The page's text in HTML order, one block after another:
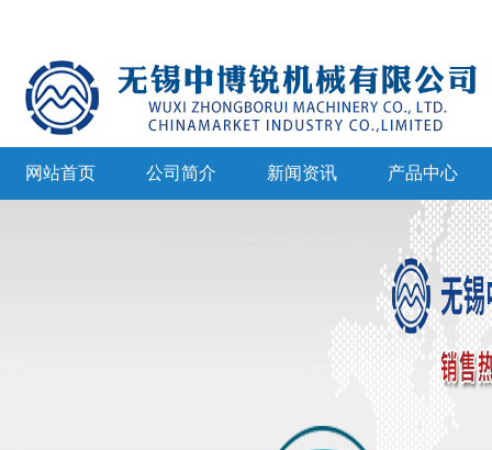
网站首页 公司简介 新闻资讯 产品中心